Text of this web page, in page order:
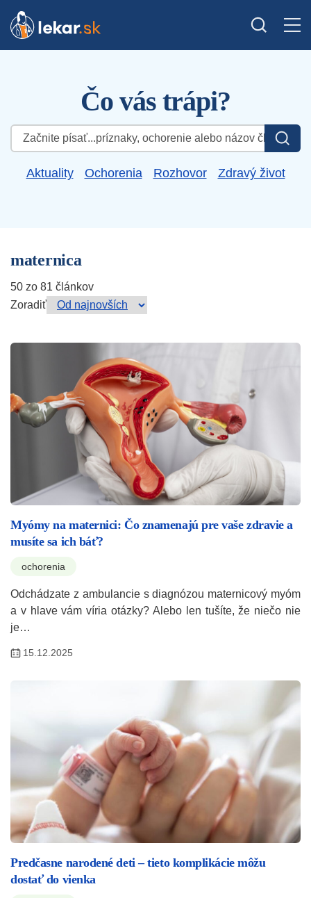
Čo vás trápi?
Hľadať:
Aktuality Ochorenia Rozhovor Zdravý život
maternica
50 zo 81 článkov
Zoradiť
Myómy na maternici: Čo znamenajú pre vaše zdravie a
musíte sa ich báť?
ochorenia
Odchádzate z ambulancie s diagnózou maternicový myóm
a v hlave vám víria otázky? Alebo len tušíte, že niečo nie
je…
15.12.2025
Predčasne narodené deti – tieto komplikácie môžu
dostať do vienka